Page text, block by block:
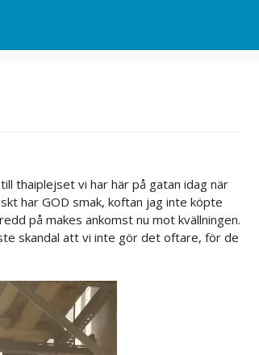
thaiplejset vi har här på gatan idag när
har GOD smak, koftan jag inte köpte
på makes ankomst nu mot kvällningen.
skandal att vi inte gör det oftare, för de